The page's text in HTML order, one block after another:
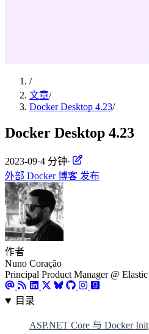
/
文章/
Docker Desktop 4.23/
Docker Desktop 4.23
2023-09·4 分钟·
外部 Docker博客 发布
作者
Nuno Coração
Principal Product Manager @ Elastic
目录
ASP.NET Core 与 Docker Init